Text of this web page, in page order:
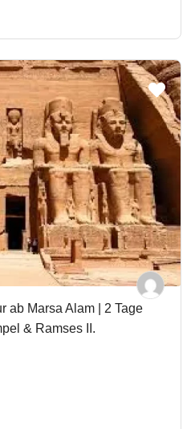
ab Marsa Alam | 2 Tage
& Ramses II.